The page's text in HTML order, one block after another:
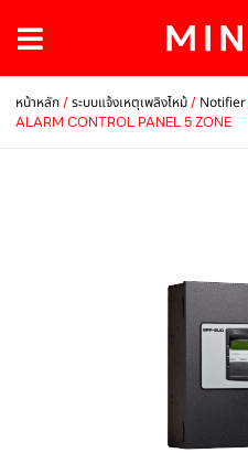
หน้าหลัก/ระบบแจ้งเหตุเพลิงไหม้/ Notifier
ALARM CONTROL PANEL 5 ZONE